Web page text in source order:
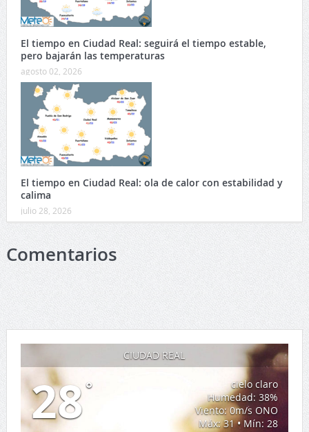
El tiempo en Ciudad Real: seguirá el tiempo estable,
pero bajarán las temperaturas
agosto 02, 2026
El tiempo en Ciudad Real: ola de calor con estabilidad y
calima
julio 28, 2026
Comentarios
CIUDAD REAL
28°
cielo claro
Humedad: 38%
Viento: 0m/s ONO
Máx: 31 • Mín: 28